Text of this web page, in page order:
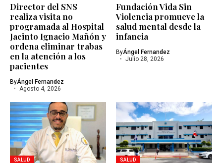
Director del SNS
realiza visita no
programada al Hospital
Jacinto Ignacio Mañón y
ordena eliminar trabas
en la atención a los
pacientes
ByÁngel Fernandez
Agosto 4, 2026
Fundación Vida Sin
Violencia promueve la
salud mental desde la
infancia
ByÁngel Fernandez
Julio 28, 2026
SALUD SALUD